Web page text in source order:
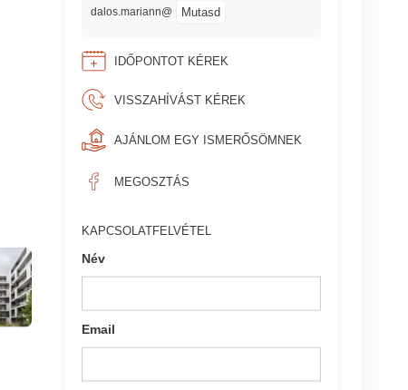
dalos.mariann@ Mutasd
IDŐPONTOT KÉREK
VISSZAHÍVÁST KÉREK
AJÁNLOM EGY ISMERŐSÖMNEK
MEGOSZTÁS
KAPCSOLATFELVÉTEL
Név
Email